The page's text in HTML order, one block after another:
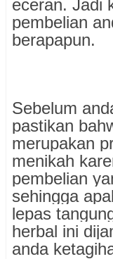
eceran. Jadi
pembelian
berapapun.
Sebelum
pastikan
merupakan
menikah
pembelian
sehingga
lepas
herbal ini
anda